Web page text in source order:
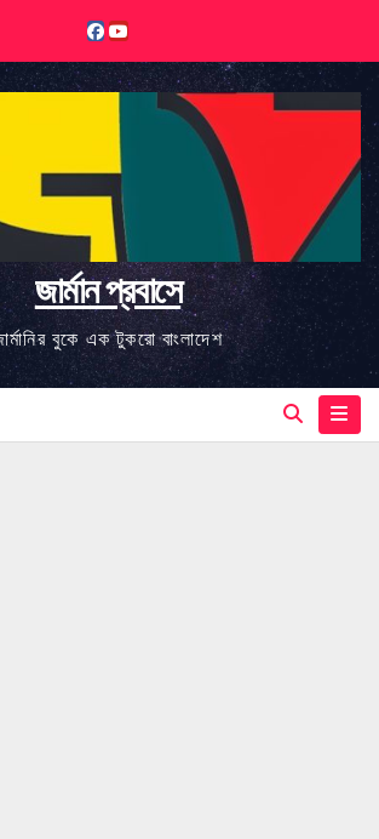
জার্মান প্রবাসে
বুকে এক টুকরো বাংলাদেশ